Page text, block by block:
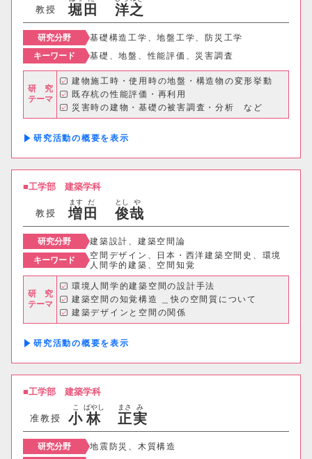
教授 堀 田 洋之
研究分野
基礎構造工学、地盤工学、防災工学
キーワード
基礎、地盤、性能評価、災害調査
研 究
テーマ
建物施工時・使用時の地盤・構造物の変形挙動
既存杭の性能評価・再利用
災害時の建物・基礎の被害調査・分析 など
研究活動の概要
工学部 建築学科
教授 増
ます
田
だ
俊
とし
哉
や
研究分野
建築設計、建築空間論
キーワード
空間デザイン、日本・西洋建築空間史、環境
人間学的建築、空間知覚
研 究
テーマ
環境人間学的建築空間の設計手法
建築空間の知覚構造 ＿快の空間質について
建築デザインと空間の関係
研究活動の概要
工学部 建築学科
准教授 小
こ
林
ばやし
正
まさ
実
み
研究分野
地震防災、木質構造